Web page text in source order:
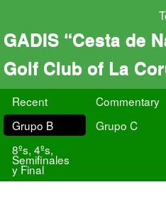
GADIS “Cesta de
Golf Club of La
Recent Commentary
Grupo B
Grupo C
8ºs, 4ºs,
Semifinales
y Final